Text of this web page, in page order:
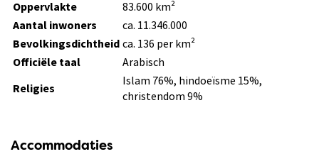
Oppervlakte
83.600 km²
Aantal inwoners
ca. 11.346.000
Bevolkingsdichtheid ca. 136 per km²
Officiële taal
Arabisch
Religies
Islam 76%, hindoeïsme 15%,
christendom 9%
Accommodaties